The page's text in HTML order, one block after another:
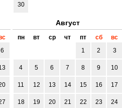
30
6
Август
пн вт ср чт пт сб
вс
1
2 3
4 5 6 7 8 9 10
11 12 13 14 15 16 17
18 19 20 21 22 23 24